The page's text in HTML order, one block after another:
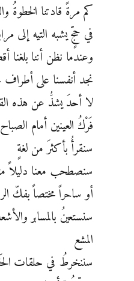
كم مرةً قادتنا الخطوةُ
في حجٍّ يشبه التيه إلى
وعندما نظن أننا بلغنا
نجد أنفسنا على
لا أحدَ يشذَُ عن هذه
فَرْكُ العينين أمام
سنقرأُ بأكثرَ من لغةٍ
سنصطحب معنا دليلاً
أو ساحراً مختصاً بفكّ
سنستعينُ بالمسابر
المشع
سننخرطُ في حلقات